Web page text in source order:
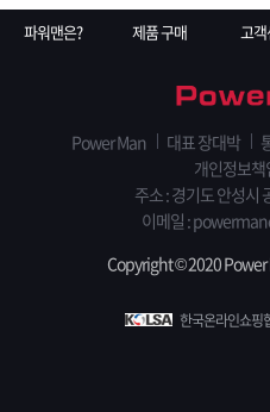
파워맨은? 제품 구매 고
Power Man 대표 장대박
개인정보
주소 : 경기도 안성시
이메일 :
Copyright © 2020
한국온라인쇼핑